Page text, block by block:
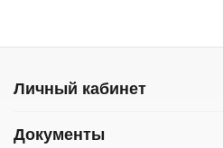
Личный кабинет
Документы